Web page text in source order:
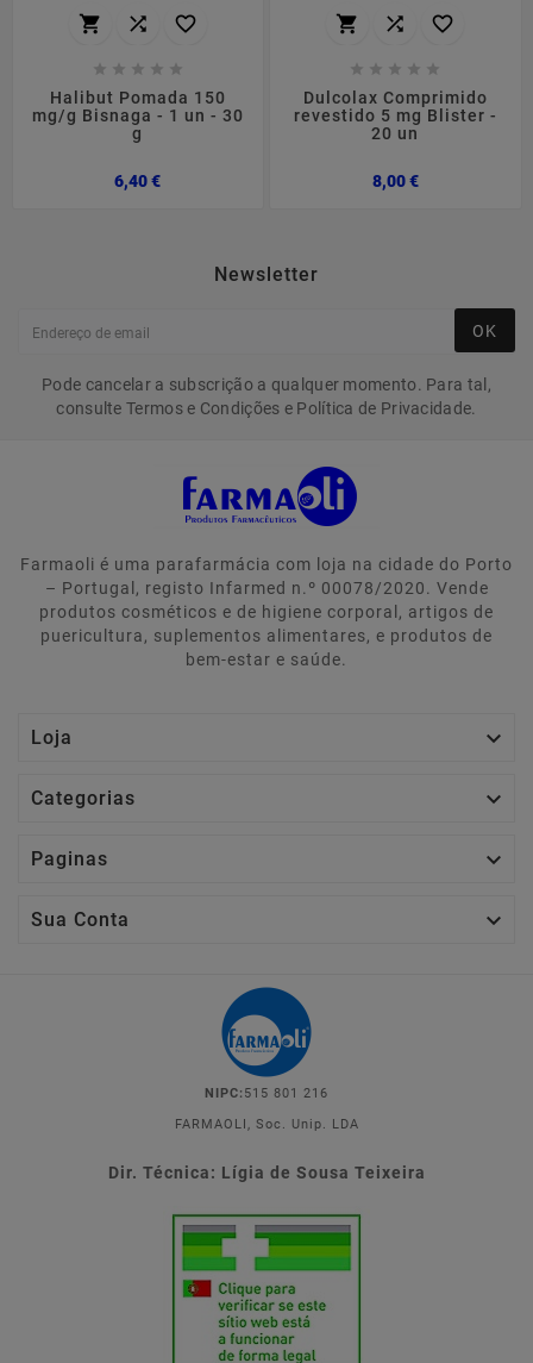
  
    
Halibut Pomada 150
mg/g Bisnaga - 1 un - 30
g
6,40 €Preço
  
    
Dulcolax Comprimido
revestido 5 mg Blister -
20 un
8,00 €Preço
Newsletter
OK
Pode cancelar a subscrição a qualquer momento. Para tal,
consulte Termos e Condições e Política de Privacidade.
Farmaoli é uma parafarmácia com loja na cidade do Porto
– Portugal, registo Infarmed n.º 00078/2020. Vende
produtos cosméticos e de higiene corporal, artigos de
puericultura, suplementos alimentares, e produtos de
bem-estar e saúde.
Loja 
Categorias 
Paginas 
Sua Conta 
NIPC: 515 801 216
FARMAOLI, Soc. Unip. LDA
Dir. Técnica: Lígia de Sousa Teixeira